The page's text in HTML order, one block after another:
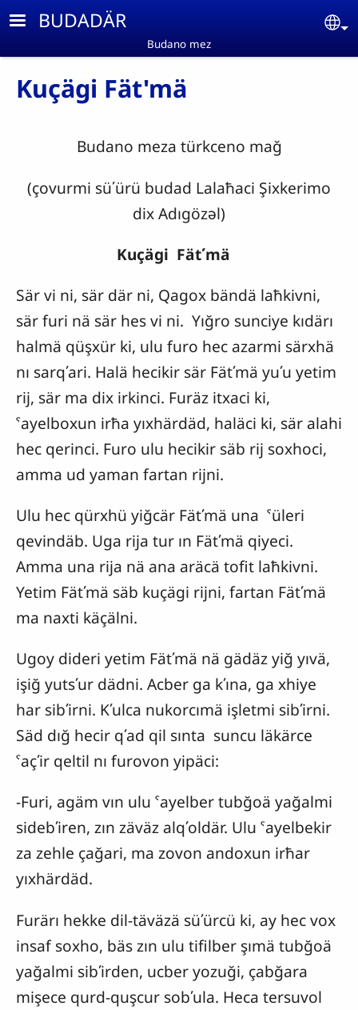
Skip to main content
BUDADÄR
Budano mez
Kuçägi Fät'mä
Budano meza türkceno mağ
(çovurmi sü΄ürü budad Lalaħaci Şixkerimo
dix Adıgözəl)
Kuçägi Fätʹmä
Sär vi ni, sär där ni, Qagox bändä laħkivni,
sär furi nä sär hes vi ni. Yığro sunciye kıdärı
halmä qüşxür ki, ulu furo hec azarmi särxhä
nı sarqʹari. Halä hecikir sär Fätʹmä yuʹu yetim
rij, sär ma dix irkinci. Furäz itxaci ki,
ˁayelboxun irħa yıxhärdäd, haläci ki, sär alahi
hec qerinci. Furo ulu hecikir säb rij soxhoci,
amma ud yaman fartan rijni.
Ulu hec qürxhü yiğcär Fätʹmä una ˁüleri
qevindäb. Uga rija tur ın Fätʹmä qiyeci.
Amma una rija nä ana aräcä tofit laħkivni.
Yetim Fätʹmä säb kuçägi rijni, fartan Fätʹmä
ma naxti käçälni.
Ugoy dideri yetim Fätʹmä nä gädäz yiğ yıvä,
işiğ yutsʹur dädni. Acber ga kʹına, ga xhiye
har sibʹirni. Kʹulca nukorcımä işletmi sibʹirni.
Säd dığ hecir qʹad qil sınta suncu läkärce
ˁaçʹir qeltil nı furovon yipäci:
-Furi, agäm vın ulu ˁayelber tubğoä yağalmi
sidebʹiren, zın zäväz alqʹoldär. Ulu ˁayelbekir
za zehle çağari, ma zovon andoxun irħar
yıxhärdäd.
Furärı hekke dil-täväzä süʹürcü ki, ay hec vox
insaf soxho, bäs zın ulu tifilber şımä tubğoä
yağalmi sibʹirden, ucber yozuği, çabğara
mişece qurd-quşcur sobʹula. Heca tersuvol